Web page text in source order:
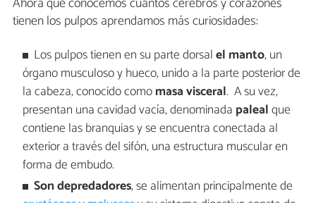
tienen los pulpos aprendamos más curiosidades:
Los pulpos tienen en su parte dorsalel manto, un
órgano musculoso y hueco, unido a la parte posterior de
la cabeza, conocido comomasa visceral. ​ A su vez,
presentan una cavidad vacía, denominada palealque
contiene las branquias y se encuentra conectada al
exterior a través del sifón, una estructura muscular en
forma de embudo.
Son depredadores, se alimentan principalmente de